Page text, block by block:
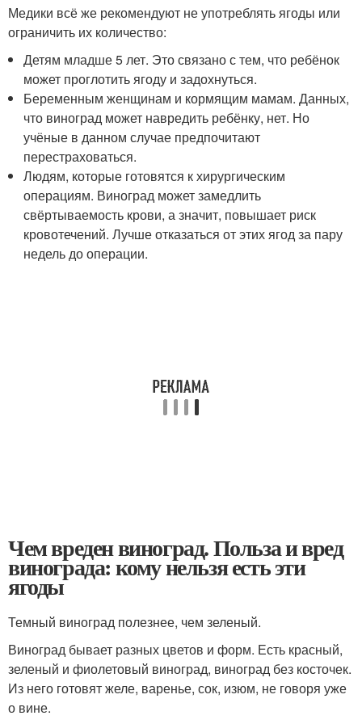
Медики всё же рекомендуют не употреблять ягоды или
ограничить их количество:
Детям младше 5 лет. Это связано с тем, что ребёнок
может проглотить ягоду и задохнуться.
Беременным женщинам и кормящим мамам. Данных,
что виноград может навредить ребёнку, нет. Но
учёные в данном случае предпочитают
перестраховаться.
Людям, которые готовятся к хирургическим
операциям. Виноград может замедлить
свёртываемость крови, а значит, повышает риск
кровотечений. Лучше отказаться от этих ягод за пару
недель до операции.
Чем вреден виноград. Польза и вред
винограда: кому нельзя есть эти
ягоды
Темный виноград полезнее, чем зеленый.
Виноград бывает разных цветов и форм. Есть красный,
зеленый и фиолетовый виноград, виноград без косточек.
Из него готовят желе, варенье, сок, изюм, не говоря уже
о вине.